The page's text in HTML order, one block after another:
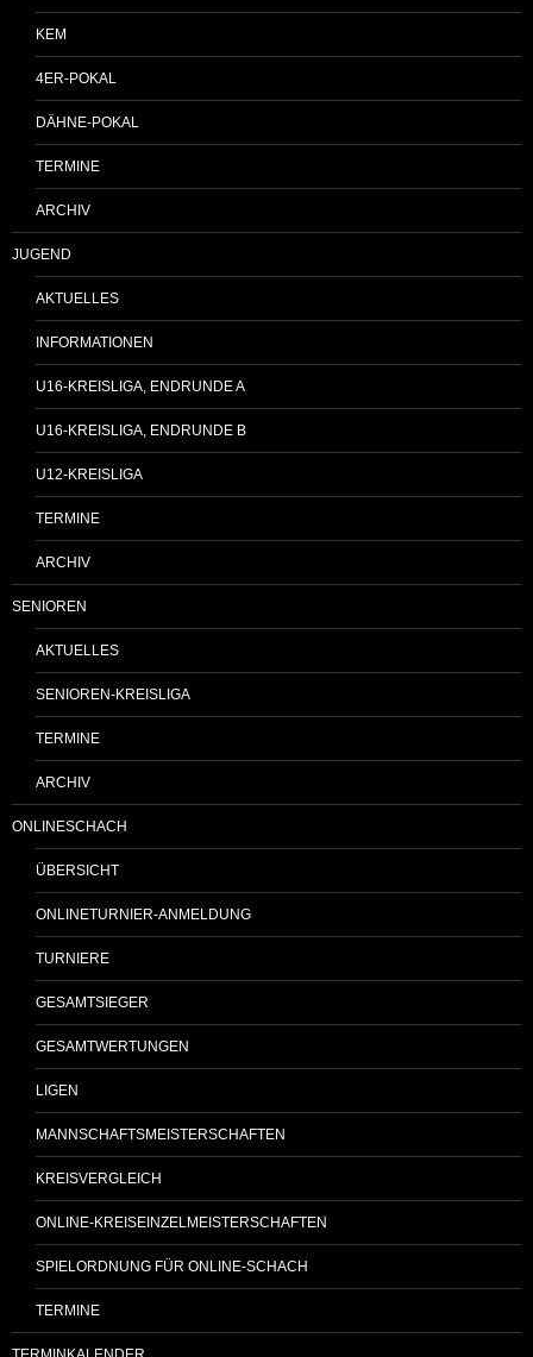
KEM
4ER-POKAL
DÄHNE-POKAL
TERMINE
ARCHIV
JUGEND
AKTUELLES
INFORMATIONEN
U16-KREISLIGA, ENDRUNDE A
U16-KREISLIGA, ENDRUNDE B
U12-KREISLIGA
TERMINE
ARCHIV
SENIOREN
AKTUELLES
SENIOREN-KREISLIGA
TERMINE
ARCHIV
ONLINESCHACH
ÜBERSICHT
ONLINETURNIER-ANMELDUNG
TURNIERE
GESAMTSIEGER
GESAMTWERTUNGEN
LIGEN
MANNSCHAFTSMEISTERSCHAFTEN
KREISVERGLEICH
ONLINE-KREISEINZELMEISTERSCHAFTEN
SPIELORDNUNG FÜR ONLINE-SCHACH
TERMINE